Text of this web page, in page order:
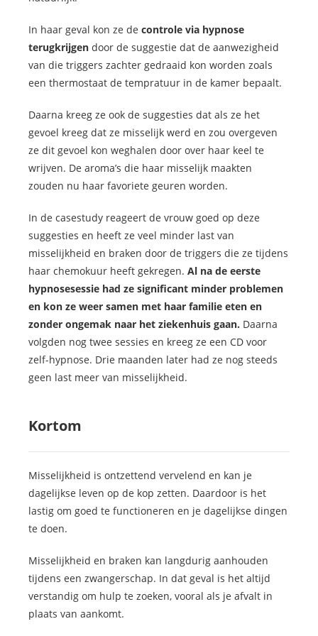
In haar geval kon ze de controle via hypnose
terugkrijgen door de suggestie dat de aanwezigheid
van die triggers zachter gedraaid kon worden zoals
een thermostaat de tempratuur in de kamer bepaalt.
Daarna kreeg ze ook de suggesties dat als ze het
gevoel kreeg dat ze misselijk werd en zou overgeven
ze dit gevoel kon weghalen door over haar keel te
wrijven. De aroma’s die haar misselijk maakten
zouden nu haar favoriete geuren worden.
In de casestudy reageert de vrouw goed op deze
suggesties en heeft ze veel minder last van
misselijkheid en braken door de triggers die ze tijdens
haar chemokuur heeft gekregen. Al na de eerste
hypnosesessie had ze significant minder problemen
en kon ze weer samen met haar familie eten en
zonder ongemak naar het ziekenhuis gaan. Daarna
volgden nog twee sessies en kreeg ze een CD voor
zelf-hypnose. Drie maanden later had ze nog steeds
geen last meer van misselijkheid.
Kortom
Misselijkheid is ontzettend vervelend en kan je
dagelijkse leven op de kop zetten. Daardoor is het
lastig om goed te functioneren en je dagelijkse dingen
te doen.
Misselijkheid en braken kan langdurig aanhouden
tijdens een zwangerschap. In dat geval is het altijd
verstandig om hulp te zoeken, vooral als je afvalt in
plaats van aankomt.